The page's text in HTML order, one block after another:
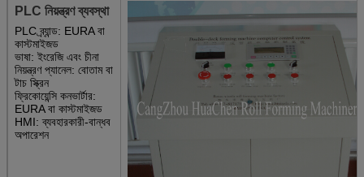
PLC নিয়ন্ত্রণ ব্যবস্থা
PLC ব্র্যান্ড: EURA বা
কাস্টমাইজড
ভাষা: ইংরেজি এবং চীনা
নিয়ন্ত্রণ প্যানেল: বোতাম বা
টাচ স্ক্রিন
ফ্রিকোয়েন্সি কনভার্টার:
EURA বা কাস্টমাইজড
HMI: ব্যবহারকারী-বান্ধব
অপারেশন